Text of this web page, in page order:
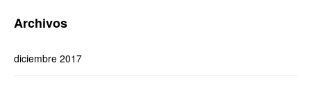
Archivos
diciembre 2017